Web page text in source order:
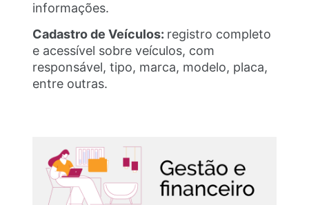
informações.
Cadastro de Veículos: registro completo
e acessível sobre veículos, com
responsável, tipo, marca, modelo, placa,
entre outras.